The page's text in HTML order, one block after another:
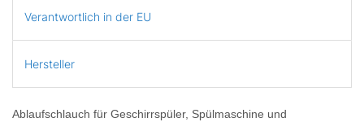
Verantwortlich in der EU
Hersteller
Ablaufschlauch für Geschirrspüler, Spülmaschine und